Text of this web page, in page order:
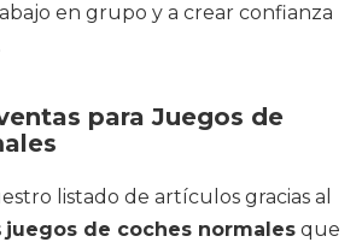
en grupo y a crear confianza
para Juegos de
listado de artículos gracias al
juegos de coches normales que